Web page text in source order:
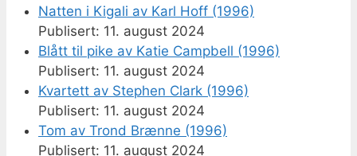
Natten i Kigali av Karl Hoff (1996)
11. august 2024
Blått til pike av Katie Campbell (1996)
11. august 2024
Kvartett av Stephen Clark (1996)
11. august 2024
Tom av Trond Brænne (1996)
11. august 2024